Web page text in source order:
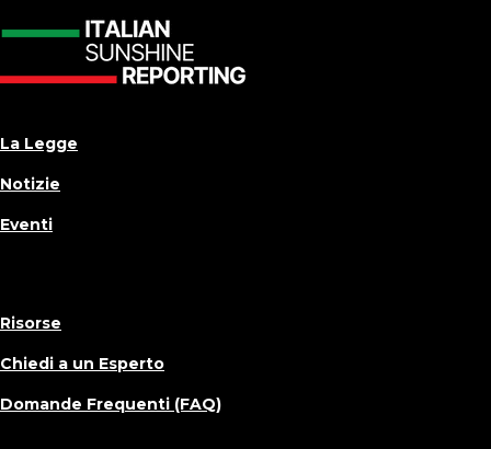
La Legge
Notizie
Eventi
Risorse
Chiedi a un Esperto
Domande Frequenti (FAQ)